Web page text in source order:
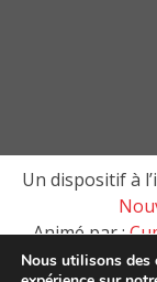
Un dispositif à
Animé par :
Nous utilisons